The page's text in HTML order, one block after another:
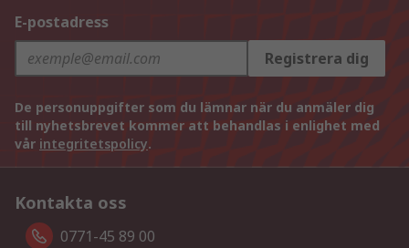
E-postadress
Registrera dig
De personuppgifter som du lämnar när du anmäler dig
till nyhetsbrevet kommer att behandlas i enlighet med
vår integritetspolicy.
Kontakta oss
0771-45 89 00